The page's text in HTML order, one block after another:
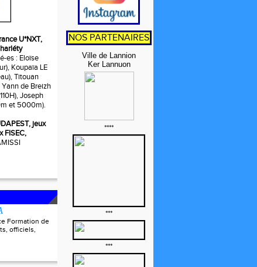
U*NXT,
es : Eloïse
Koupaïa LE
Titouan
Yann de Breizh
Joseph
et 5000m).
jeux
FISEC,
Formation de
officiels,
NOS PARTENAIRES
Ville de Lannion
Ker Lannuon
****
***
***